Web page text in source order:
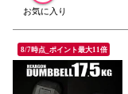
8/7時点_ポイント最大11倍